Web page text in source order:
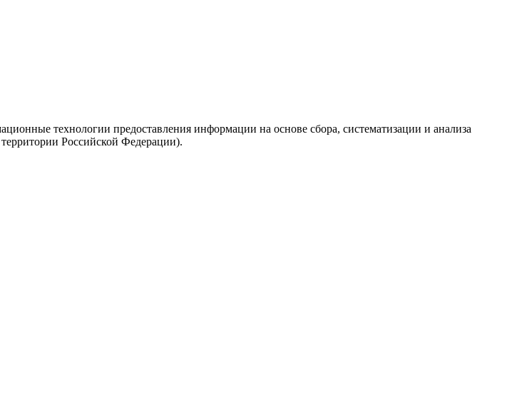
технологии предоставления информации на основе сбора, систематизации и анализа
Российской Федерации).